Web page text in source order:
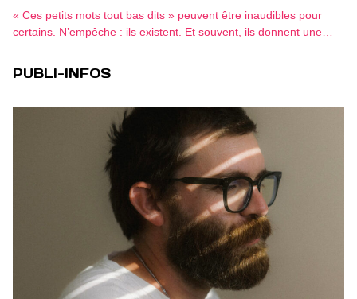
« Ces petits mots tout bas dits » peuvent être inaudibles pour
certains. N’empêche : ils existent. Et souvent, ils donnent une…
PUBLI-INFOS